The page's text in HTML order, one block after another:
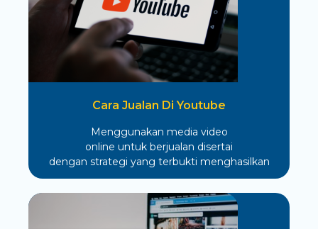
Cara Jualan Di Youtube
Menggunakan media video
online untuk berjualan disertai
dengan strategi yang terbukti menghasilkan